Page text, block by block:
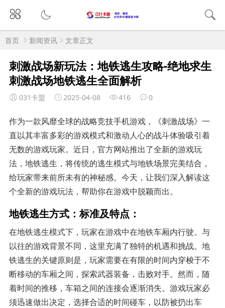
首页 新闻资讯 文章正文
刺激战场新玩法：地铁逃生攻略-绝地求生
刺激战场地铁逃生全面解析
031卡盟 2025-04-08 416 0
作为一款风靡全球的战略竞技手机游戏，《刺激战场》一
直以其丰富多彩的游戏模式和激动人心的战斗体验吸引着
无数的游戏玩家。近日，官方网站推出了全新的游戏玩
法，地铁逃生，将传统的逃生模式与地铁场景完美结合，
给玩家带来前所未有的神秘感。今天，让我们深入解读这
个全新的游戏玩法，帮助你在游戏中脱颖而出。
地铁逃生方式：标准及特点：
在地铁逃生模式下，玩家在游戏中在地铁车厢内行驶。与
以往的游戏背景不同，这里充满了独特的机遇和挑战。地
铁逃生的关键原则是，玩家需要在有限的时间内穿梭于不
断移动的车厢之间，探索武器装备，击败对手。然而，随
着时间的推移，车箱之间的连接会逐渐消失。游戏玩家必
须迅速做出决定，选择合适的时间碰车，以防被扔出车